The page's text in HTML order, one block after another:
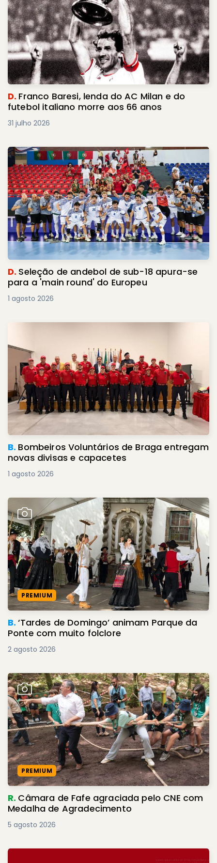
D. Franco Baresi, lenda do AC Milan e do
futebol italiano morre aos 66 anos
31 julho 2026
D. Seleção de andebol de sub-18 apura-se
para a 'main round' do Europeu
1 agosto 2026
B. Bombeiros Voluntários de Braga entregam
novas divisas e capacetes
1 agosto 2026
PREMIUM
B.‘Tardes de Domingo’ animam Parque da
Ponte com muito folclore
2 agosto 2026
PREMIUM
R. Câmara de Fafe agraciada pelo CNE com
Medalha de Agradecimento
5 agosto 2026